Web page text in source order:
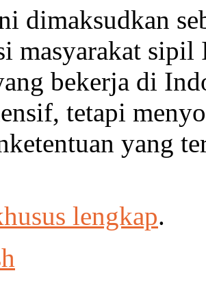
dimaksudkan
masyarakat
bekerja di
tetapi
yang
lengkap.